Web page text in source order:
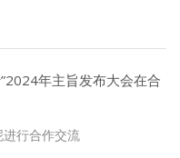
年主旨发布大会在合
行合作交流